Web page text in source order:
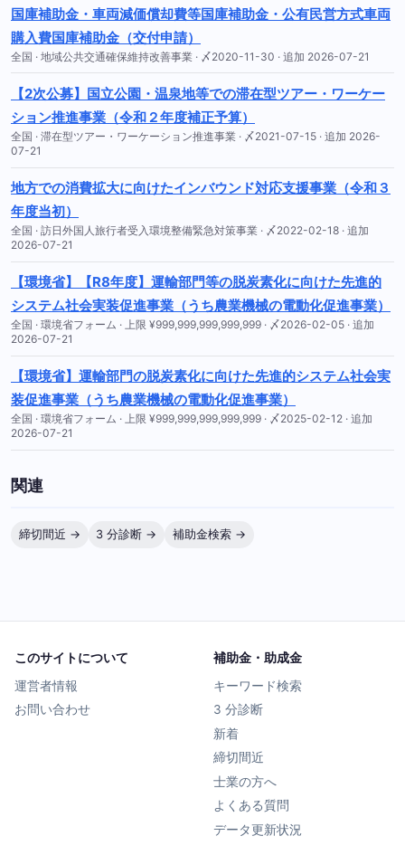
国庫補助金・車両減価償却費等国庫補助金・公有民営方式車両
購入費国庫補助金（交付申請）
全国 · 地域公共交通確保維持改善事業 · 〆2020-11-30 · 追加 2026-07-21
【2次公募】国立公園・温泉地等での滞在型ツアー・ワーケー
ション推進事業（令和２年度補正予算）
全国 · 滞在型ツアー・ワーケーション推進事業 · 〆2021-07-15 · 追加 2026-
07-21
地方での消費拡大に向けたインバウンド対応支援事業（令和３
年度当初）
全国 · 訪日外国人旅行者受入環境整備緊急対策事業 · 〆2022-02-18 · 追加
2026-07-21
【環境省】【R8年度】運輸部門等の脱炭素化に向けた先進的
システム社会実装促進事業（うち農業機械の電動化促進事業）
全国 · 環境省フォーム · 上限 ¥999,999,999,999,999 · 〆2026-02-05 · 追加
2026-07-21
【環境省】運輸部門の脱炭素化に向けた先進的システム社会実
装促進事業（うち農業機械の電動化促進事業）
全国 · 環境省フォーム · 上限 ¥999,999,999,999,999 · 〆2025-02-12 · 追加
2026-07-21
関連
締切間近 → 3 分診断 → 補助金検索 →
このサイトについて
運営者情報
お問い合わせ
補助金・助成金
キーワード検索
3 分診断
新着
締切間近
士業の方へ
よくある質問
データ更新状況